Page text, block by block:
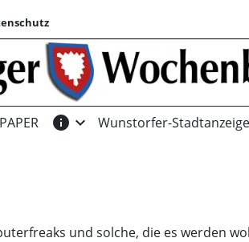
info expand_more Wunstorfer-
und solche, die es werden